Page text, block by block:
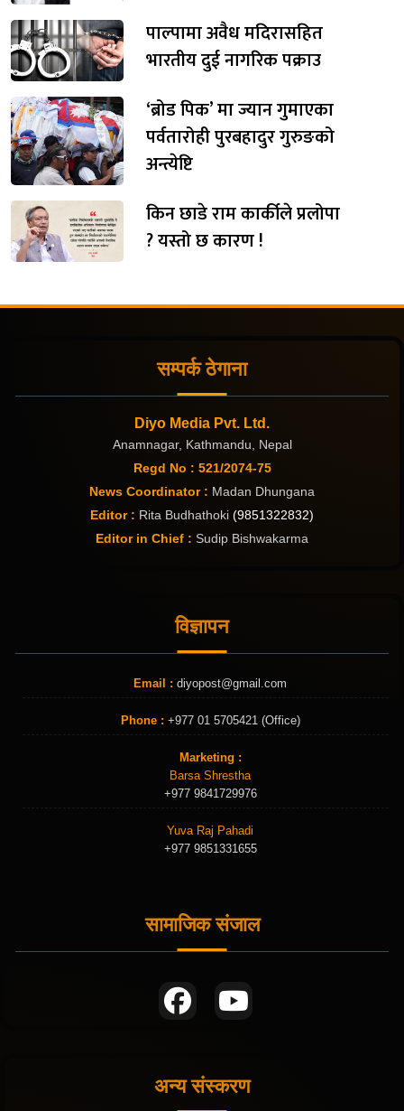
पाल्पामा अवैध मदिरासहित
भारतीय दुई नागरिक पक्राउ
‘ब्रोड पिक’ मा ज्यान गुमाएका
पर्वतारोही पुरबहादुर गुरुङको
अन्त्येष्टि
किन छाडे राम कार्कीले प्रलोपा
? यस्तो छ कारण !
सम्पर्क ठेगाना
Diyo Media Pvt. Ltd.
Anamnagar, Kathmandu, Nepal
Regd No : 521/2074-75
News Coordinator : Madan Dhungana
Editor : Rita Budhathoki (9851322832)
Editor in Chief : Sudip Bishwakarma
विज्ञापन
Email : diyopost@gmail.com
Phone : +977 01 5705421 (Office)
Marketing :
Barsa Shrestha
+977 9841729976
Yuva Raj Pahadi
+977 9851331655
सामाजिक संजाल
अन्य संस्करण